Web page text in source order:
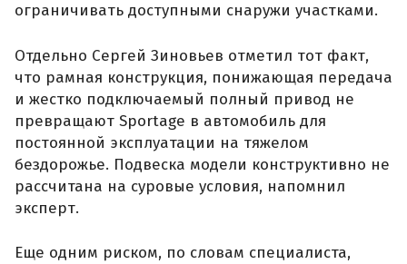
ограничивать доступными снаружи участками.
Отдельно Сергей Зиновьев отметил тот факт,
что рамная конструкция, понижающая передача
и жестко подключаемый полный привод не
превращают Sportage в автомобиль для
постоянной эксплуатации на тяжелом
бездорожье. Подвеска модели конструктивно не
рассчитана на суровые условия, напомнил
эксперт.
Еще одним риском, по словам специалиста,